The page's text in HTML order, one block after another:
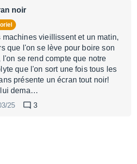
noir
machines vieillissent et un matin,
que l'on se lève pour boire son
l'on se rend compte que notre
que l'on sort une fois tous les
présente un écran tout noir!
dema…
25
3